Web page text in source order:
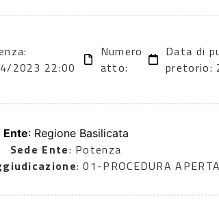
2023 22:00
Numero
atto:
Data di
pretorio:
Ente: Regione Basilicata
Sede Ente: Potenza
: 01-PROCEDURA